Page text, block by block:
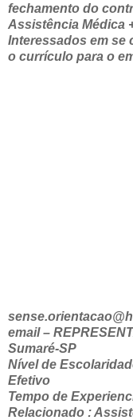
fechamento do
Assistência Médica
Interessados em se
o currículo para o
email –
Sumaré-SP
Nível de
Efetivo
Tempo de
Relacionado :